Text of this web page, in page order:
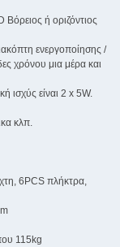
ή οριζόντιος
ενεργοποίησης /
χρόνου μια μέρα και
ισχύς είναι 2 x 5W.
κλπ.
6PCS πλήκτρα,
115kg